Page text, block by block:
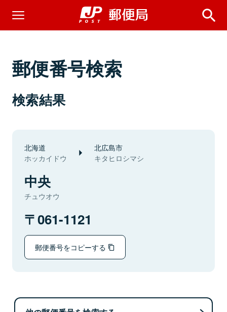
郵便番号検索
検索結果
北海道
ホッカイドウ
北広島市
キタヒロシマシ
中央
チュウオウ
061-1121
郵便番号をコピーする